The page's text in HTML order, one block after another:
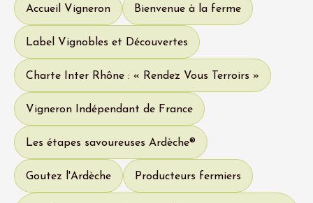
Accueil Vigneron Bienvenue à la ferme
Label Vignobles et Découvertes
Charte Inter Rhône : « Rendez Vous Terroirs »
Vigneron Indépendant de France
Les étapes savoureuses Ardèche®
Goutez l'Ardèche Producteurs fermiers